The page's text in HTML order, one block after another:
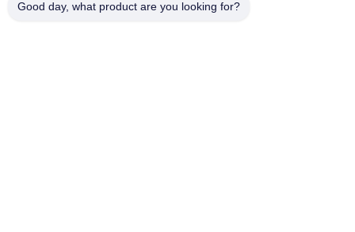
중국 상등품 하이브리드 스테퍼 모터 공급자. 저작권 (c) 2023-2026
Good day, what product are you looking for?